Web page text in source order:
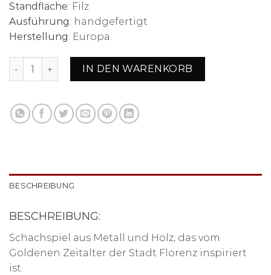
Standfläche: Filz
Ausführung: handgefertigt
Herstellung: Europa
Schachensemble "Florentiner II" Schachbrett aus
IN DEN WARENKORB
BESCHREIBUNG
BESCHREIBUNG:
Schachspiel aus Metall und Holz, das vom
Goldenen Zeitalter der Stadt Florenz inspiriert
ist.